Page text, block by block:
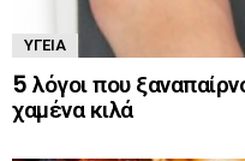
ΥΓΕΊΑ
5 λόγοι που
χαμένα κιλά